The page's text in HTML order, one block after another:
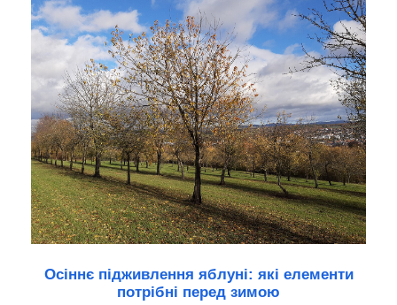
Осіннє підживлення яблуні: які елементи
потрібні перед зимою